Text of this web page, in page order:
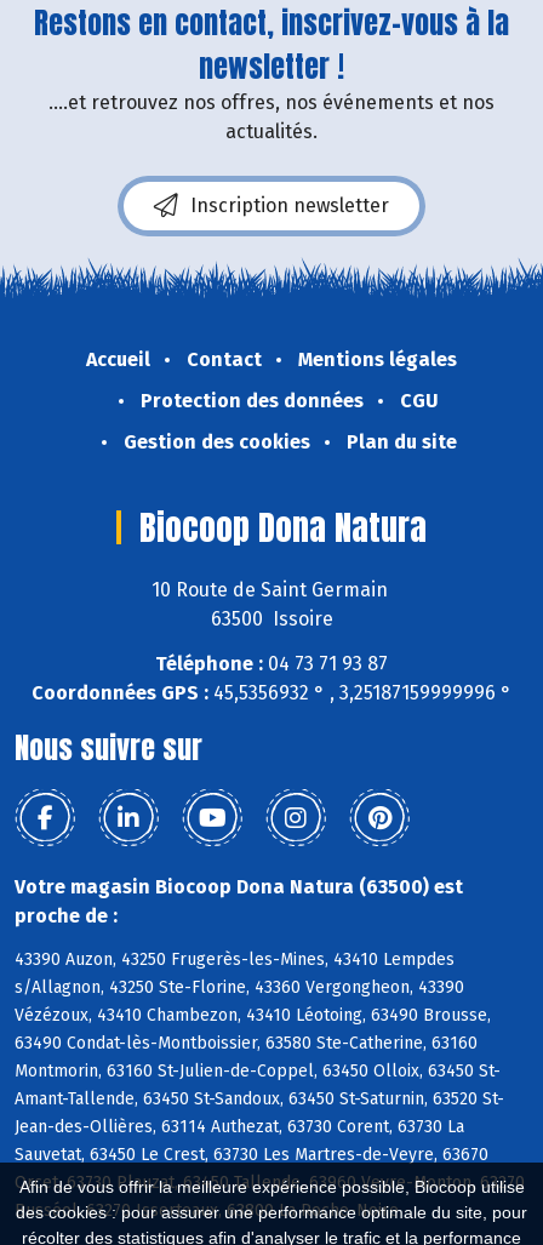
Afin de vous offrir la meilleure expérience possible, Biocoop utilise
des cookies : pour assurer une performance optimale du site, pour
récolter des statistiques afin d'analyser le trafic et la performance
Restons en contact, inscrivez-vous à la
newsletter !
....et retrouvez nos offres, nos événements et nos
actualités.
Inscription newsletter
Accueil Contact
Mentions légales
Protection des données
CGU
Gestion des cookies
Plan du site
Biocoop Dona Natura
10 Route de Saint Germain
63500 Issoire
Téléphone : 04 73 71 93 87
Coordonnées GPS : 45,5356932 ° , 3,25187159999996 °
Nous suivre sur
Votre magasin Biocoop Dona Natura (63500) est
proche de :
43390 Auzon, 43250 Frugerès-les-Mines, 43410 Lempdes
s/Allagnon, 43250 Ste-Florine, 43360 Vergongheon, 43390
Vézézoux, 43410 Chambezon, 43410 Léotoing, 63490 Brousse,
63490 Condat-lès-Montboissier, 63580 Ste-Catherine, 63160
Montmorin, 63160 St-Julien-de-Coppel, 63450 Olloix, 63450 St-
Amant-Tallende, 63450 St-Sandoux, 63450 St-Saturnin, 63520 St-
Jean-des-Ollières, 63114 Authezat, 63730 Corent, 63730 La
Sauvetat, 63450 Le Crest, 63730 Les Martres-de-Veyre, 63670
Orcet, 63730 Plauzat, 63450 Tallende, 63960 Veyre-Monton, 63270
Busséol, 63270 Isserteaux, 63800 La Roche-Noire